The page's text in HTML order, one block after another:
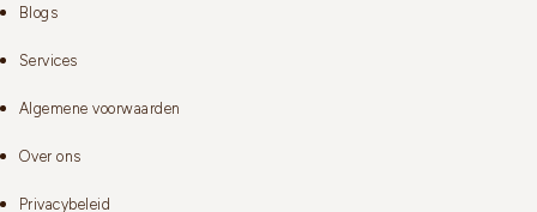
Blogs
Services
Algemene voorwaarden
Over ons
Privacybeleid